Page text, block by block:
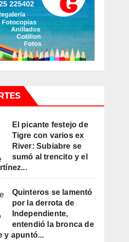
El picante festejo de
Tigre con varios ex
River: Subiabre se
sumó al trencito y el
Quinteros se lamentó
por la derrota de
Independiente,
entendió la bronca de
y apuntó...